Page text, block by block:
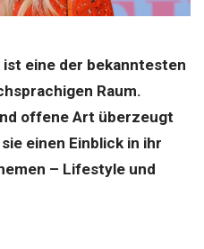
ist eine der bekanntesten
Raum.
offene Art überzeugt
einen Einblick in ihr
– Lifestyle und